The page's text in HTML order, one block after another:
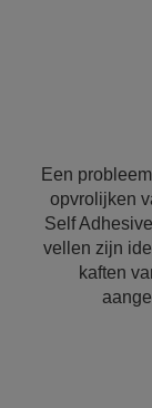
Een
opvrolijken
Self
vellen zijn
kaften